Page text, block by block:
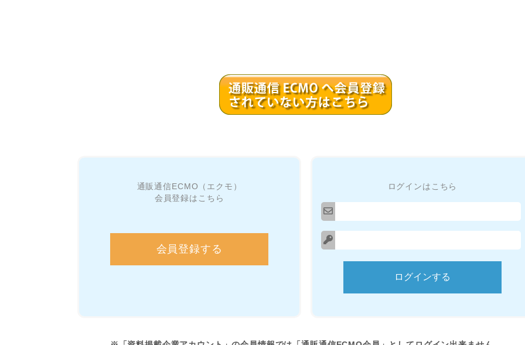
通販通信ECMO（エクモ）
会員登録はこちら
会員登録する
ログインはこちら